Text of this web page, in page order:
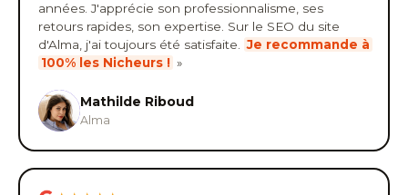
années. J'apprécie son professionnalisme, ses
retours rapides, son expertise. Sur le SEO du site
d'Alma, j'ai toujours été satisfaite.
Je recommande à
100% les Nicheurs ! »
Mathilde Riboud
Alma